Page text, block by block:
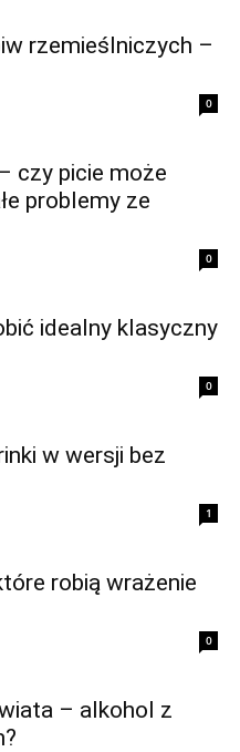
rzemieślniczych –
0
czy picie może
problemy ze
0
idealny klasyczny
0
w wersji bez
1
robią wrażenie
0
– alkohol z